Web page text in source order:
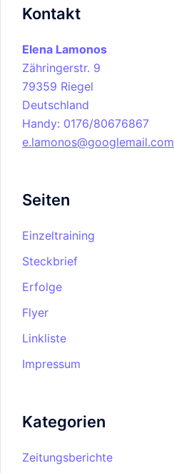
Kontakt
Elena Lamonos
Zähringerstr. 9
79359 Riegel
Deutschland
Handy: 0176/80676867
e.lamonos@googlemail.com
Seiten
Einzeltraining
Steckbrief
Erfolge
Flyer
Linkliste
Impressum
Kategorien
Zeitungsberichte